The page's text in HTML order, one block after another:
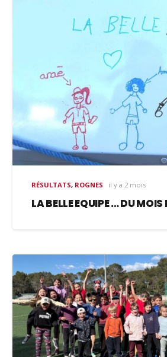
RÉSULTATS, ROGNES il y a 2 mois
LA BELLE EQUIPE … DU MOIS